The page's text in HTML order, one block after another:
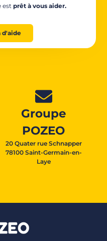
est prêt à vous aider.
d'aide
Groupe
POZEO
20 Quater rue Schnapper
78100 Saint-Germain-en-
Laye